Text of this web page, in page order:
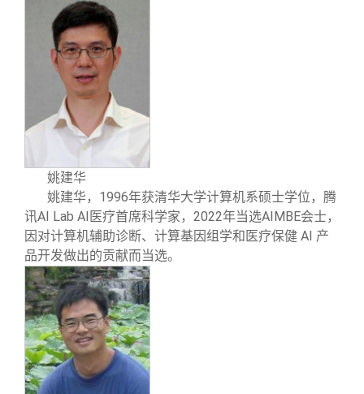
姚建华
姚建华， 1996年获清华大学计算机系硕士学位，腾
讯AI Lab AI 医疗首席科学家， 2022年当选AIMBE会士，
因对计算机辅助诊断、计算基因组学和医疗保健 AI 产
品开发做出的贡献而当选。